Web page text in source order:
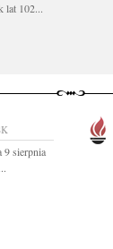
lat 102...
9 sierpnia